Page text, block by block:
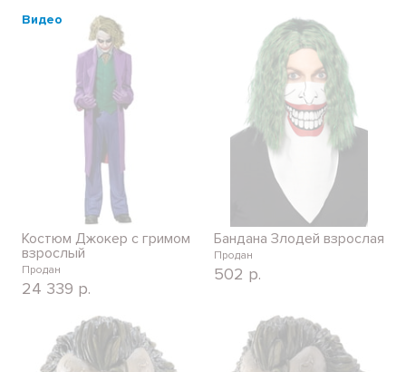
Костюм Джокер с гримом
взрослый
Продан
24 339 р.
Бандана Злодей взрослая
Продан
502 р.